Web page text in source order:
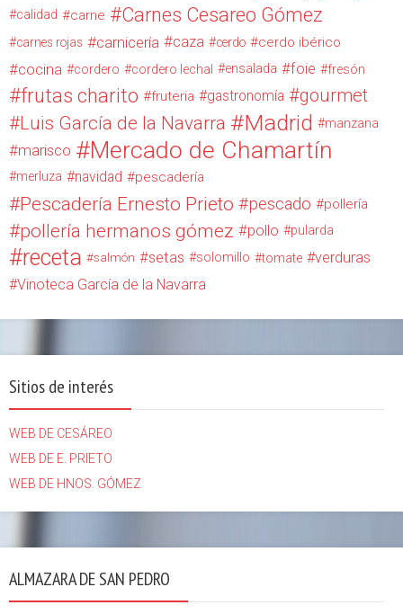
calidad carne Carnes Cesareo Gómez
carnes rojas carnicería caza cerdo cerdo ibérico
cocina cordero cordero lechal ensalada foie fresón
frutas charito fruteria gastronomía gourmet
Luis García de la Navarra Madrid manzana
marisco Mercado de Chamartín
merluza navidad pescadería
Pescadería Ernesto Prieto pescado pollería
pollería hermanos gómez pollo pularda
receta salmón setas solomillo tomate
verduras
Vinoteca García de la Navarra
Sitios de interés
WEB DE CESÁREO
WEB DE E. PRIETO
WEB DE HNOS. GÓMEZ
ALMAZARA DE SAN PEDRO